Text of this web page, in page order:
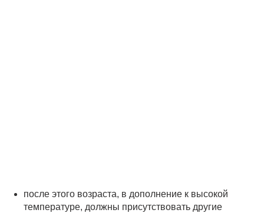
после этого возраста, в дополнение к высокой
температуре, должны присутствовать другие